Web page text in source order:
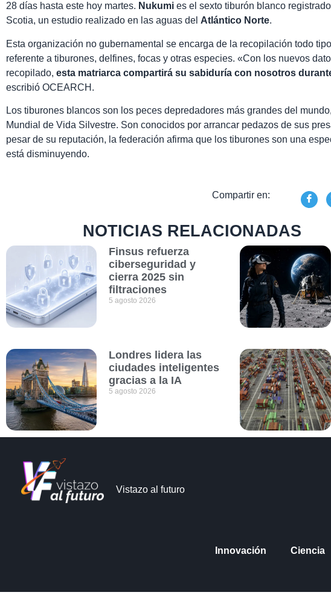
28 días hasta este hoy martes. Nukumi es el sexto tiburón blanco
Scotia, un estudio realizado en las aguas del Atlántico Norte.
Esta organización no gubernamental se encarga de la recopilación todo
referente a tiburones, delfines, focas y otras especies. «Con los nuevos
recopilado, esta matriarca compartirá su sabiduría con nosotros
escribió OCEARCH.
Los tiburones blancos son los peces depredadores más grandes del
Mundial de Vida Silvestre. Son conocidos por arrancar pedazos de sus
pesar de su reputación, la federación afirma que los tiburones son una
está disminuyendo.
Compartir en:
NOTICIAS RELACIONADAS
Finsus refuerza
ciberseguridad y
cierra 2025 sin
filtraciones
5 agosto 2026
Londres lidera las
ciudades inteligentes
gracias a la IA
5 agosto 2026
Vistazo al futuro
Innovación Ciencia